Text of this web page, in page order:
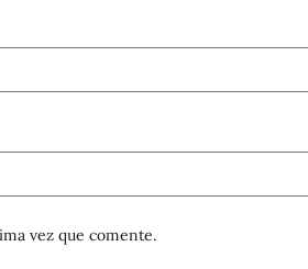
vez que comente.